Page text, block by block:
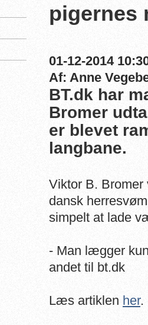
pigernes
01-12-2014
Af: Anne
BT.dk har
Bromer
er blevet
langbane.
Viktor B. Bromer
dansk
simpelt at lade
- Man lægger
andet til bt.dk
Læs artiklen her.